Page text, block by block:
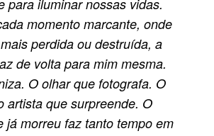
para iluminar nossas vidas.
momento marcante, onde
perdida ou destruída, a
de volta para mim mesma.
O olhar que fotografa. O
artista que surpreende. O
já morreu faz tanto tempo em